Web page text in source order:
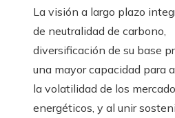
La visión a largo plazo
de neutralidad de carbono,
diversificación de su base
una mayor capacidad para
la volatilidad de los
energéticos, y al unir